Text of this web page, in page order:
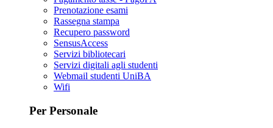
Prenotazione esami
Rassegna stampa
Recupero password
SensusAccess
Servizi bibliotecari
Servizi digitali agli studenti
Webmail studenti UniBA
Wifi
Per Personale